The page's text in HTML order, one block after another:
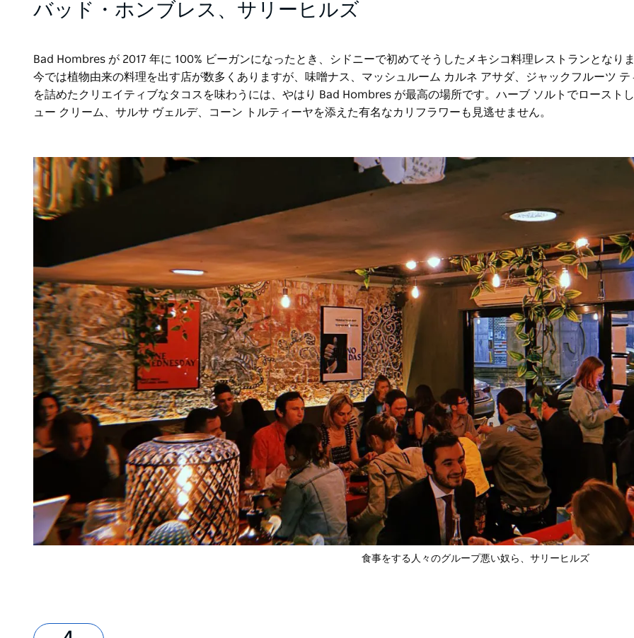
バッド・ホンブレス、サリーヒルズ
Bad Hombres が 2017 年に 100% ビーガンになったとき、シドニーで初めてそうしたメキシコ料理レストランとなり
今では植物由来の料理を出す店が数多くありますが、味噌ナス、マッシュルーム カルネ アサダ、ジャックフルーツ テ
を詰めたクリエイティブなタコスを味わうには、やはり Bad Hombres が最高の場所です。ハーブ ソルトでロースト
ュー クリーム、サルサ ヴェルデ、コーン トルティーヤを添えた有名なカリフラワーも見逃せません。
食事をする人々のグループ悪い奴ら 、サリーヒルズ